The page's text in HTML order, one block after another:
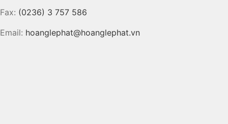
Fax: (0236) 3 757 586
Email: hoanglephat@hoanglephat.vn